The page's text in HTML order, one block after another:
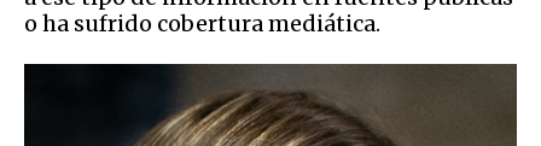
o ha sufrido cobertura mediática.